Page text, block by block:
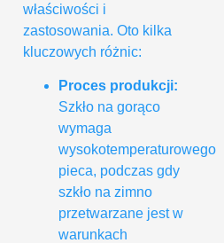
właściwości i
zastosowania. Oto kilka
kluczowych różnic:
Proces produkcji:
Szkło na gorąco
wymaga
wysokotemperaturowego
pieca, podczas gdy
szkło na zimno
przetwarzane jest w
warunkach